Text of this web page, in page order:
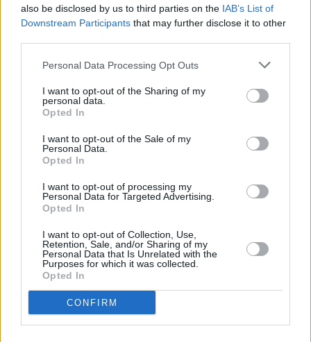
also be disclosed by us to third parties on the IAB’s List of
Downstream Participants that may further disclose it to other
Personal Data Processing Opt Outs
I want to opt-out of the Sharing of my
personal data.
Opted In
I want to opt-out of the Sale of my
Personal Data.
Opted In
I want to opt-out of processing my
Personal Data for Targeted Advertising.
Opted In
I want to opt-out of Collection, Use,
Retention, Sale, and/or Sharing of my
Personal Data that Is Unrelated with the
Purposes for which it was collected.
Opted In
CONFIRM
Prima sport - co nabídne v prvním
vysílacím týdnu
O webu parabola.cz O souborech cookies
Dovolená u moře•Bazény